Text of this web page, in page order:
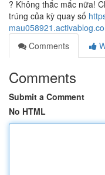
? Không thắc mắc nữa!
trúng của kỳ quay số
Comments
Comments
Submit a Comment
No HTML